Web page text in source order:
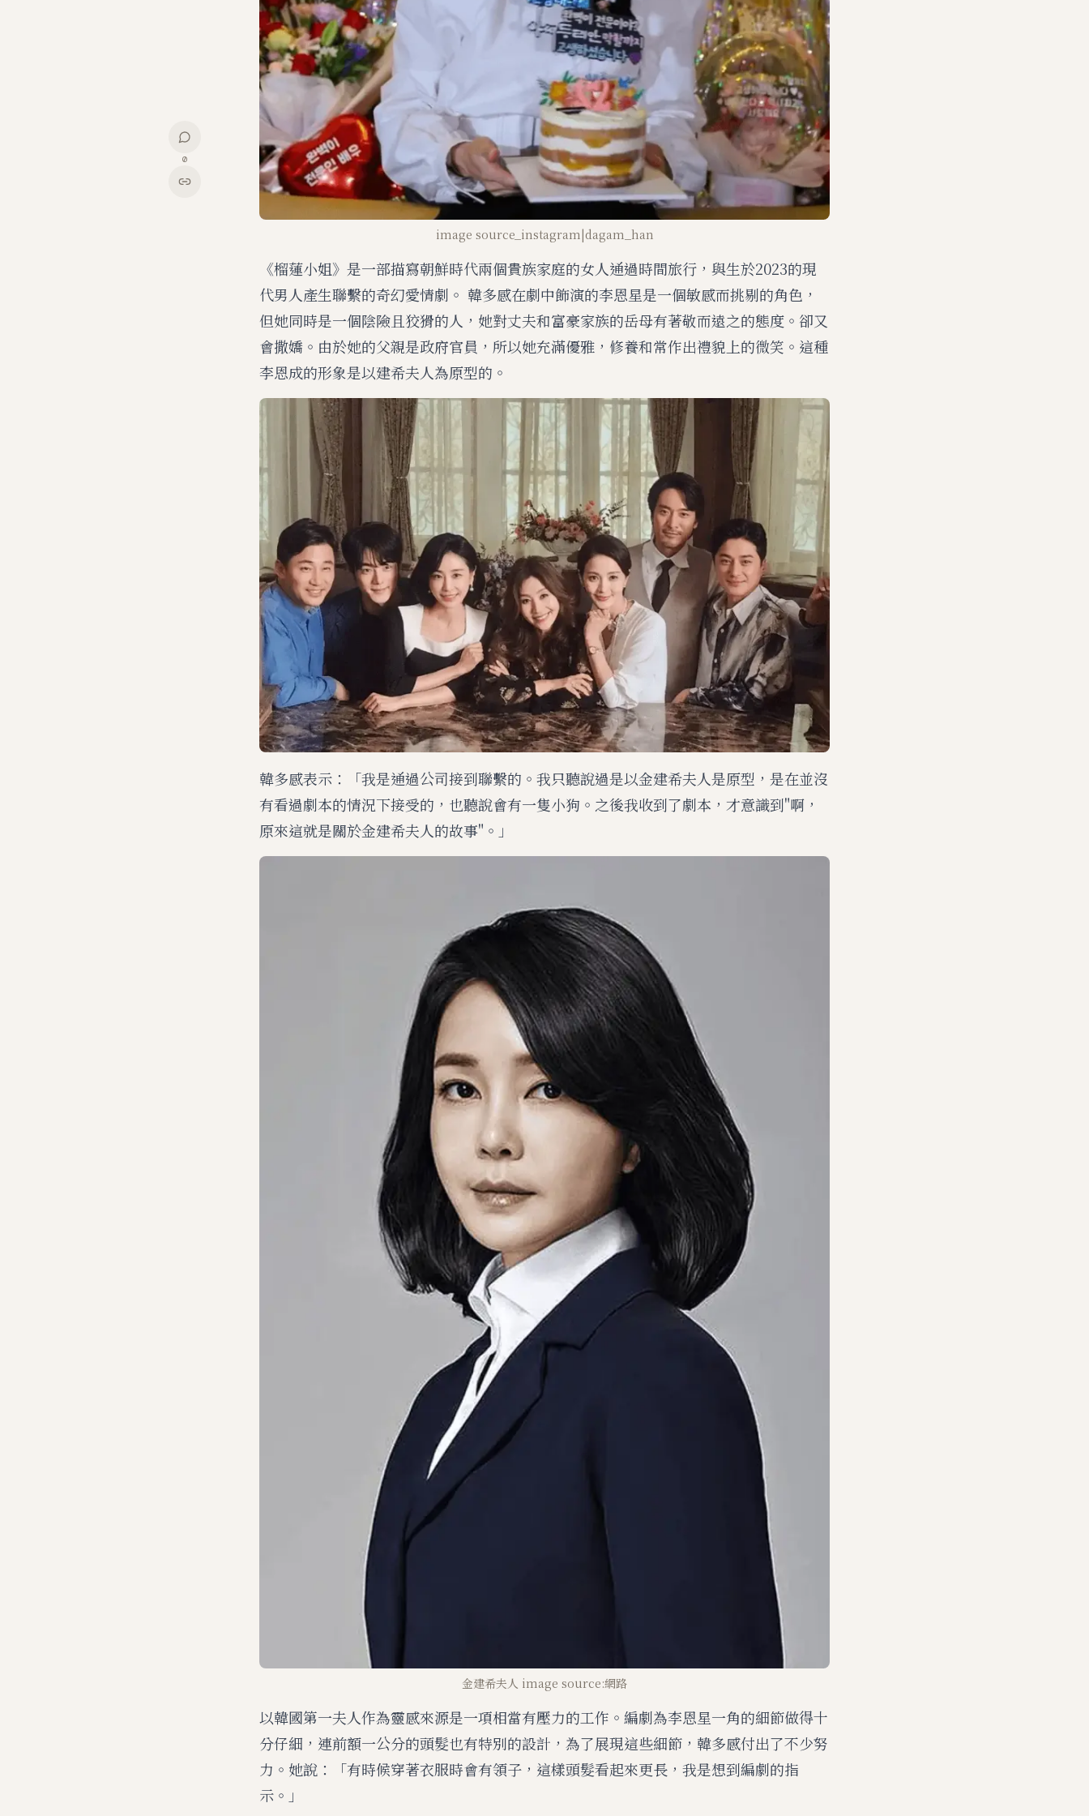
image source_instagram|dagam_han
《榴蓮小姐》是一部描寫朝鮮時代兩個貴族家庭的女人通過時間旅行，與生於2023的現
代男人產生聯繫的奇幻愛情劇。 韓多感在劇中飾演的李恩星是一個敏感而挑剔的角色，
但她同時是一個陰險且狡猾的人，她對丈夫和富豪家族的岳母有著敬而遠之的態度。卻又
會撒嬌。由於她的父親是政府官員，所以她充滿優雅，修養和常作出禮貌上的微笑。這種
李恩成的形象是以建希夫人為原型的。
韓多感表示：「我是通過公司接到聯繫的。我只聽說過是以金建希夫人是原型，是在並沒
有看過劇本的情況下接受的，也聽說會有一隻小狗。之後我收到了劇本，才意識到"啊，
原來這就是關於金建希夫人的故事"。」
金建希夫人 image source:網路
以韓國第一夫人作為靈感來源是一項相當有壓力的工作。編劇為李恩星一角的細節做得十
分仔細，連前額一公分的頭髮也有特別的設計，為了展現這些細節，韓多感付出了不少努
力。她說：「有時候穿著衣服時會有領子，這樣頭髮看起來更長，我是想到編劇的指
示。」
0